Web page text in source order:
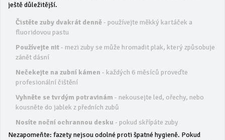
ještě důležitější.
Čistěte zuby dvakrát denně- používejte měkký kartáček a
fluoridovou pastu
Používejte nit- mezi zuby se může hromadit plak, který způsobuje
zánět dásní
Nečekejte na zubní kámen - každých 6 měsíců proveďte
profesionální čištění
Vyhněte se tvrdým potravinám - nekousejte led, ořechy, nebo
kousněte do jablek z předních zubů
Nosíte noční ochrannou desku - pokud skřípáte zuby
Nezapomeňte: fazety nejsou odolné proti špatné hygieně. Pokud